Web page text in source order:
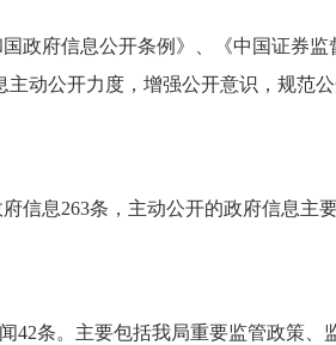
政府信息公开条例》、《中国证券
动公开力度，增强公开意识，规范
信息263条，主动公开的政府信息主
42条。主要包括我局重要监管政策、